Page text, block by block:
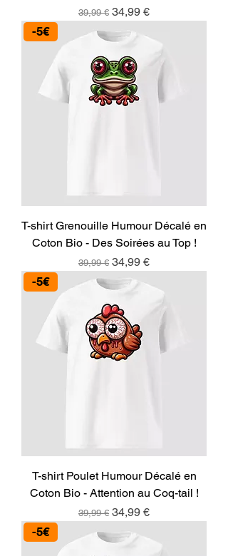
Prix original
39,99 € Prix promotionnel
34,99 €
-5€
T-shirt Grenouille Humour Décalé en
Coton Bio - Des Soirées au Top !
Prix original
39,99 € Prix promotionnel
34,99 €
-5€
T-shirt Poulet Humour Décalé en
Coton Bio - Attention au Coq-tail !
Prix original
39,99 € Prix promotionnel
34,99 €
-5€